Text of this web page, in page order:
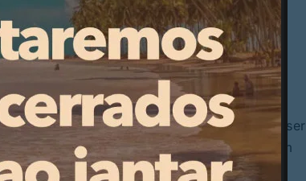
domingo, em partida a contar para a 19ª
na era Ricardo Soares, que substituiu
Frente ao Gil Vicente, o resultado poderá ser
da qualidade do Gil Vicente, mas também
vejo-os muito muito focados, e amanhã